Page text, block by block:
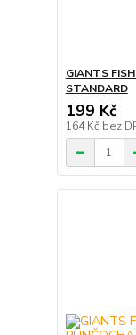
GIANTS
STANDARD
199 Kč
164 Kč bez